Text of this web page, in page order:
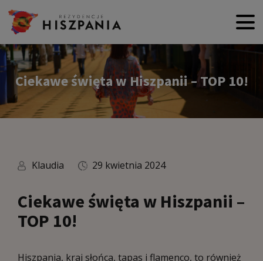
Ciekawe święta w Hiszpanii – TOP 10!
Klaudia 29 kwietnia 2024
Ciekawe święta w Hiszpanii –
TOP 10!
Hiszpania, kraj słońca, tapas i flamenco, to również